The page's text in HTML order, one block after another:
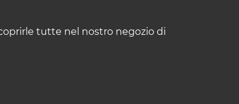
tutte nel nostro negozio di